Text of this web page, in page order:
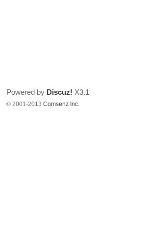
Powered by Discuz! X3.1
© 2001-2013Comsenz Inc.